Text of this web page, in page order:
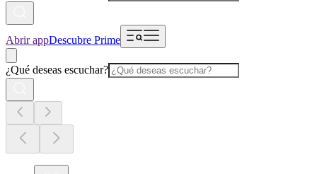
Abrir appDescubre Prime
¿Qué deseas escuchar?